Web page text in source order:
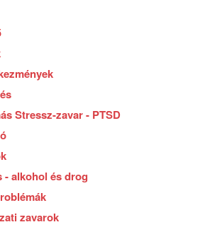
Stressz-zavar - PTSD
- alkohol és drog
zavarok